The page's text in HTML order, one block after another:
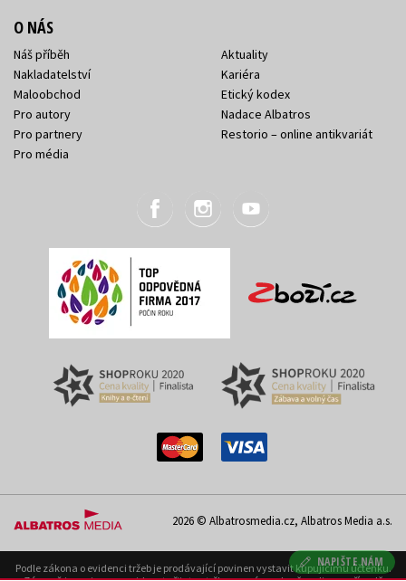
NAPIŠTE NÁM
O NÁS
Náš příběh
Nakladatelství
Maloobchod
Pro autory
Pro partnery
Pro média
Aktuality
Kariéra
Etický kodex
Nadace Albatros
Restorio – online antikvariát
2026 © Albatrosmedia.cz, Albatros Media a.s.
Podle zákona o evidenci tržeb je prodávající povinen vystavit kupujícímu účtenku.